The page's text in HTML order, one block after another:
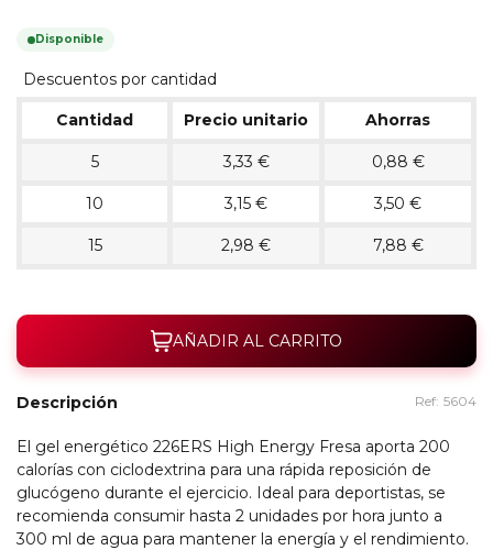
Disponible
Descuentos por cantidad
Cantidad Precio unitario Ahorras
5 3,33 € 0,88 €
10 3,15 € 3,50 €
15 2,98 € 7,88 €
AÑADIR AL CARRITO
Descripción Ref: 5604
El gel energético 226ERS High Energy Fresa aporta 200
calorías con ciclodextrina para una rápida reposición de
glucógeno durante el ejercicio. Ideal para deportistas, se
recomienda consumir hasta 2 unidades por hora junto a
300 ml de agua para mantener la energía y el rendimiento.